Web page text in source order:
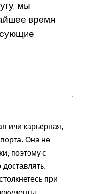
мы
время
или карьерная,
Она не
поэтому с
при